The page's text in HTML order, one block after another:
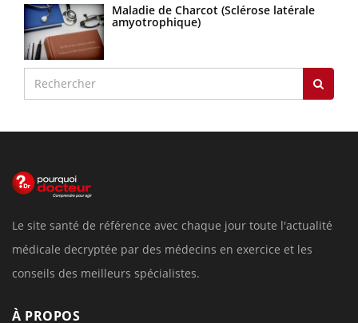
Maladie de Charcot (Sclérose latérale
amyotrophique)
Le site santé de référence avec chaque jour toute l'actualité
médicale decryptée par des médecins en exercice et les
conseils des meilleurs spécialistes.
À PROPOS